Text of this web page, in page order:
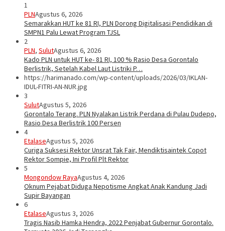
1
PLNAgustus 6, 2026
Semarakkan HUT ke 81 RI, PLN Dorong Digitalisasi Pendidikan di
SMPN1 Palu Lewat Program TJSL
2
PLN, SulutAgustus 6, 2026
Kado PLN untuk HUT ke- 81 RI, 100 % Rasio Desa Gorontalo
Berlistrik, Setelah Kabel Laut Listriki P…
https://harimanado.com/wp-content/uploads/2026/03/IKLAN-
IDUL-FITRI-AN-NUR.jpg
3
SulutAgustus 5, 2026
Gorontalo Terang. PLN Nyalakan Listrik Perdana di Pulau Dudepo,
Rasio Desa Berlistrik 100 Persen
4
EtalaseAgustus 5, 2026
Curiga Suksesi Rektor Unsrat Tak Fair, Mendiktisaintek Copot
Rektor Sompie, Ini Profil Plt Rektor
5
Mongondow RayaAgustus 4, 2026
Oknum Pejabat Diduga Nepotisme Angkat Anak Kandung Jadi
Supir Bayangan
6
EtalaseAgustus 3, 2026
Tragis Nasib Hamka Hendra, 2022 Penjabat Gubernur Gorontalo.